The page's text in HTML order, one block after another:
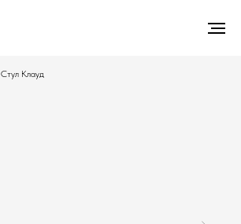
Стул Клауд